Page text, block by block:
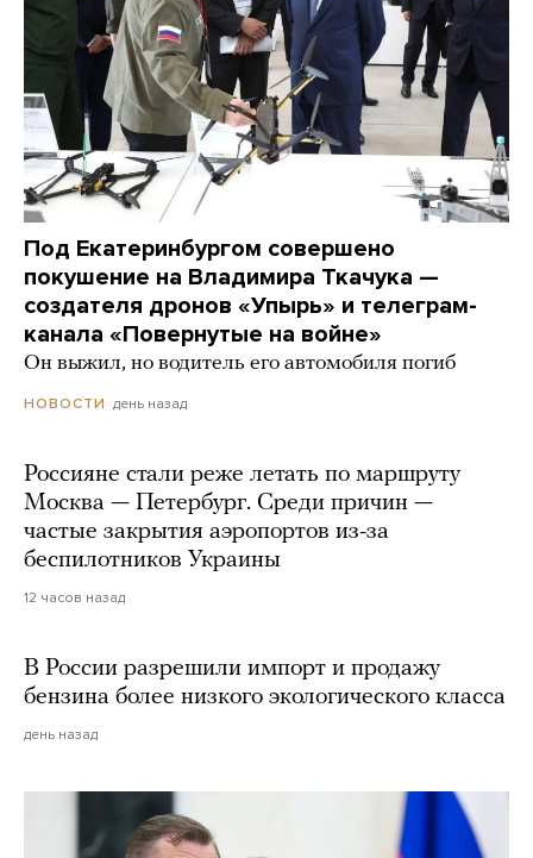
Под Екатеринбургом совершено
покушение на Владимира Ткачука —
создателя дронов «Упырь» и телеграм-
канала «Повернутые на войне»
Он выжил, но водитель его автомобиля погиб
НОВОСТИ день назад
Россияне стали реже летать по маршруту
Москва — Петербург. Среди причин —
частые закрытия аэропортов из-за
беспилотников Украины
12 часов назад
В России разрешили импорт и продажу
бензина более низкого экологического класса
день назад